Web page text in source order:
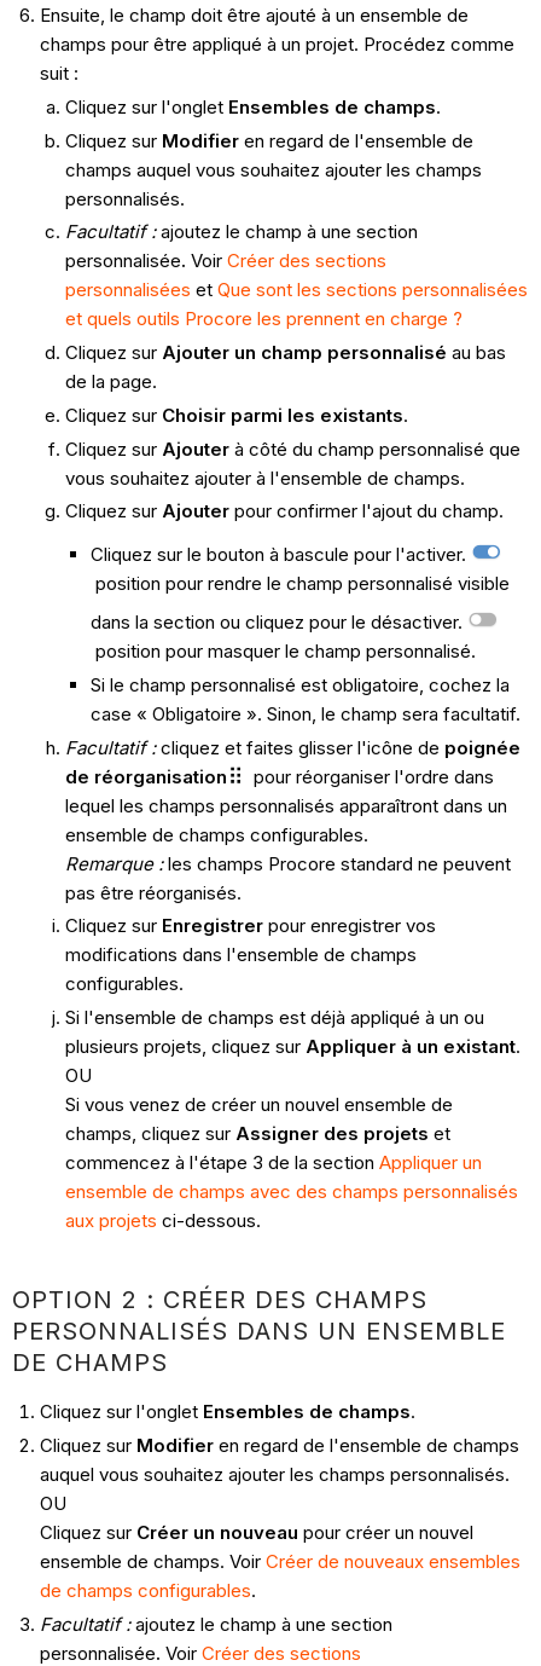
Ensuite, le champ doit être ajouté à un ensemble de
champs pour être appliqué à un projet. Procédez comme
suit :
Cliquez sur l'onglet Ensembles de champs.
Cliquez sur Modifieren regard de l'ensemble de
champs auquel vous souhaitez ajouter les champs
personnalisés.
Facultatif :ajoutez le champ à une section
personnalisée. Voir Créer des sections
personnalisées et Que sont les sections personnalisées
et quels outils Procore les prennent en charge ?
Cliquez sur Ajouter un champ personnalisé au bas
de la page.
Cliquez surChoisir parmi les existants.
Cliquez sur Ajouterà côté du champ personnalisé que
vous souhaitez ajouter à l'ensemble de champs.
Cliquez sur Ajouterpour confirmer l'ajout du champ.
Cliquez sur le bouton à bascule pour l'activer.
position pour rendre le champ personnalisé visible
dans la section ou cliquez pour le désactiver.
position pour masquer le champ personnalisé.
Si le champ personnalisé est obligatoire, cochez la
case « Obligatoire ». Sinon, le champ sera facultatif.
Facultatif :cliquez et faites glisser l'icône de poignée
de réorganisation
pour réorganiser l'ordre dans
lequel les champs personnalisés apparaîtront dans un
ensemble de champs configurables.
Remarque :les champs Procore standard ne peuvent
pas être réorganisés.
Cliquez sur Enregistrer pour enregistrer vos
modifications dans l'ensemble de champs
configurables.
Si l'ensemble de champs est déjà appliqué à un ou
plusieurs projets, cliquez sur Appliquer à un existant.
OU
Si vous venez de créer un nouvel ensemble de
champs, cliquez sur Assigner des projets et
commencez à l'étape 3 de la section Appliquer un
ensemble de champs avec des champs personnalisés
aux projets ci-dessous.
OPTION 2 : CRÉER DES CHAMPS
PERSONNALISÉS DANS UN ENSEMBLE
DE CHAMPS
Cliquez sur l'onglet Ensembles de champs.
Cliquez sur Modifieren regard de l'ensemble de champs
auquel vous souhaitez ajouter les champs personnalisés.
OU
Cliquez sur Créer un nouveau pour créer un nouvel
ensemble de champs. Voir Créer de nouveaux ensembles
de champs configurables.
Facultatif :ajoutez le champ à une section
personnalisée. Voir Créer des sections